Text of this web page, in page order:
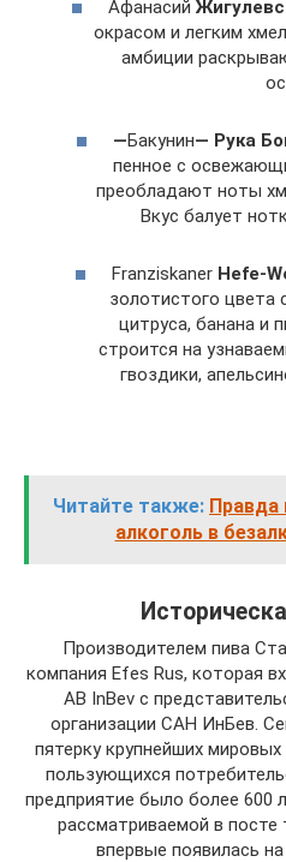
Афанасий
окрасом и легким
амбиции
—Бакунин— Рука
пенное с
преобладают ноты
Вкус балует
Franziskaner Hefe-
золотистого цвета
цитруса, банана и
строится на
гвоздики,
Читайте также: Правда
алкоголь в
Производителем пива
компания Efes Rus, которая
AB InBev с
организации САН ИнБев.
пятерку крупнейших
пользующихся
предприятие было более 600
рассматриваемой в посте
впервые появилась